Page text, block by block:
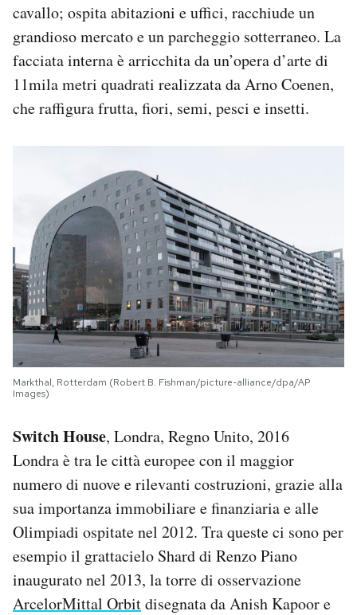
cavallo; ospita abitazioni e uffici, racchiude un
grandioso mercato e un parcheggio sotterraneo. La
facciata interna è arricchita da un’opera d’arte di
11mila metri quadrati realizzata da Arno Coenen,
che raffigura frutta, fiori, semi, pesci e insetti.
Markthal, Rotterdam (Robert B. Fishman/picture-alliance/dpa/AP
Images)
Switch House, Londra, Regno Unito, 2016
Londra è tra le città europee con il maggior
numero di nuove e rilevanti costruzioni, grazie alla
sua importanza immobiliare e finanziaria e alle
Olimpiadi ospitate nel 2012. Tra queste ci sono per
esempio il grattacielo Shard di Renzo Piano
inaugurato nel 2013, la torre di osservazione
ArcelorMittal Orbitdisegnata da Anish Kapoor e